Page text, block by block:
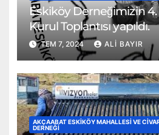
Eskiköy Derneğimizin
Kurul Toplantısı yapıldı.
TEM 7, 2024 ALI BAYIR
AKÇAABAT ESKIKÖY MAHALLESI VE
DERNEĞI